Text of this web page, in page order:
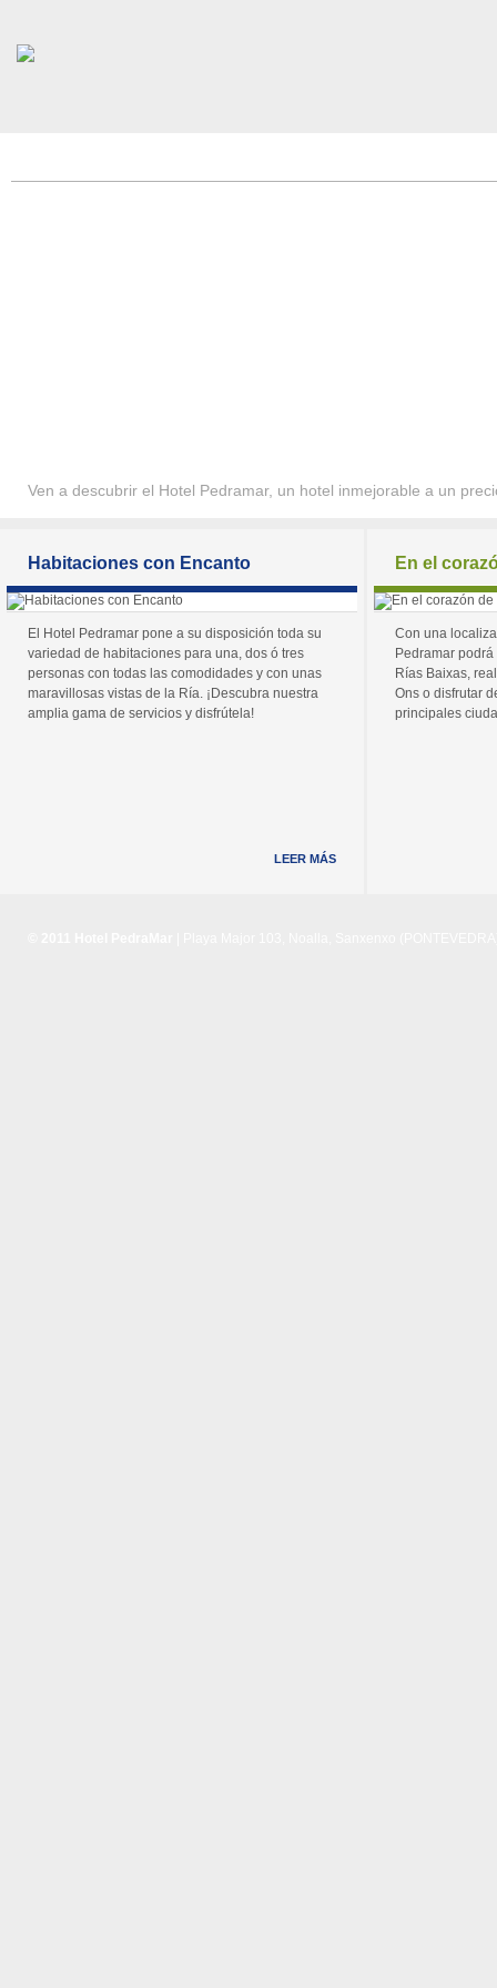
Ven a descubrir el Hotel Pedramar, un hotel inmejorable a un
Habitaciones con Encanto
El Hotel Pedramar pone a su disposición toda su
variedad de habitaciones para una, dos ó tres
personas con todas las comodidades y con unas
maravillosas vistas de la Ría. ¡Descubra nuestra
amplia gama de servicios y disfrútela!
LEER MÁS
En el
Con una
Pedramar
Rías Baixas,
Ons o disfrutar
principales